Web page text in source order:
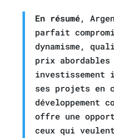
En résumé,
parfait
dynamisme,
prix abordables
investissement
ses projets en
offre une
ceux qui